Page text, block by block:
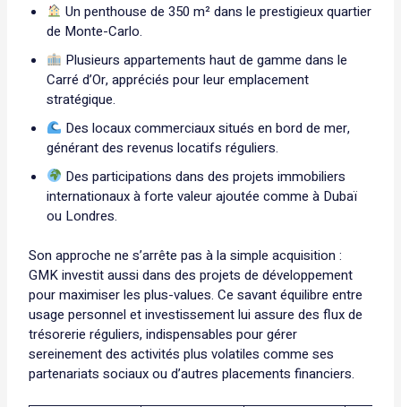
Un penthouse de 350 m² dans le prestigieux quartier
de Monte-Carlo.
Plusieurs appartements haut de gamme dans le
Carré d’Or, appréciés pour leur emplacement
stratégique.
Des locaux commerciaux situés en bord de mer,
générant des revenus locatifs réguliers.
Des participations dans des projets immobiliers
internationaux à forte valeur ajoutée comme à Dubaï
ou Londres.
Son approche ne s’arrête pas à la simple acquisition :
GMK investit aussi dans des projets de développement
pour maximiser les plus-values. Ce savant équilibre entre
usage personnel et investissement lui assure des flux de
trésorerie réguliers, indispensables pour gérer
sereinement des activités plus volatiles comme ses
partenariats sociaux ou d’autres placements financiers.